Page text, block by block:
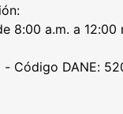
8:00 a.m. a
Código DANE: